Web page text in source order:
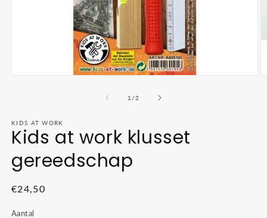
1 /van
2
KIDS AT WORK
Kids at work klusset
gereedschap
Normale
€24,50
Aantal